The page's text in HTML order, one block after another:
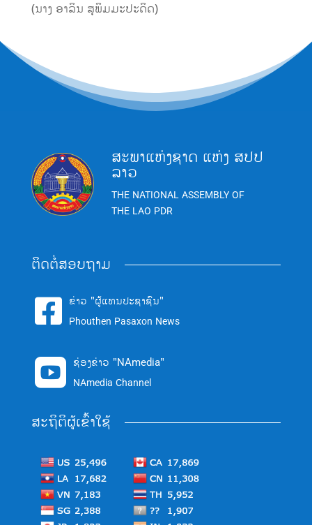
(ນາງ ອາລິນ ສຸພິມມະປະດິດ)
ສະພາແຫ່ງຊາດ ແຫ່ງ ສປປ
ລາວ
THE NATIONAL ASSEMBLY OF
THE LAO PDR
ຕິດຕໍ່ສອບຖາມ
 ຂ່າວ "ຜູ້ແທນປະຊາຊົນ"
Phouthen Pasaxon News
 ຊ່ອງຂ່າວ "NAmedia"
NAmedia Channel
ສະຖິຕິຜູ້ເຂົ້າໃຊ້